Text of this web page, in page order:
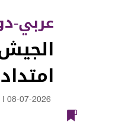
عربي-
08-07-2026